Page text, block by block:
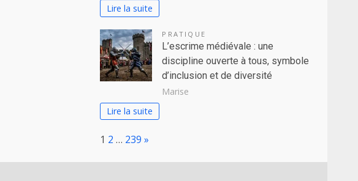
Lire la suite
PRATIQUE
L’escrime médiévale : une
discipline ouverte à tous, symbole
d’inclusion et de diversité
Marise
Lire la suite
Page:
1 2 … 239 Next
»